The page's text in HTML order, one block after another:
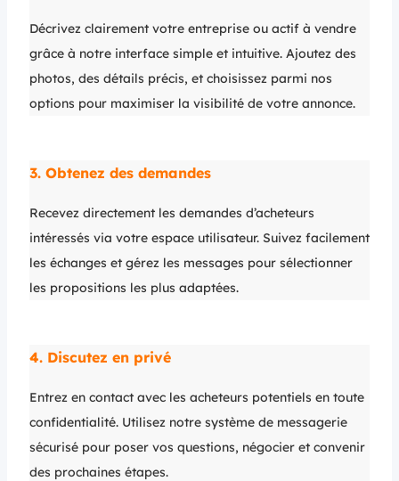
Décrivez clairement votre entreprise ou actif à vendre
grâce à notre interface simple et intuitive. Ajoutez des
photos, des détails précis, et choisissez parmi nos
options pour maximiser la visibilité de votre annonce.
3. Obtenez des demandes
Recevez directement les demandes d’acheteurs
intéressés via votre espace utilisateur. Suivez facilement
les échanges et gérez les messages pour sélectionner
les propositions les plus adaptées.
4. Discutez en privé
Entrez en contact avec les acheteurs potentiels en toute
confidentialité. Utilisez notre système de messagerie
sécurisé pour poser vos questions, négocier et convenir
des prochaines étapes.